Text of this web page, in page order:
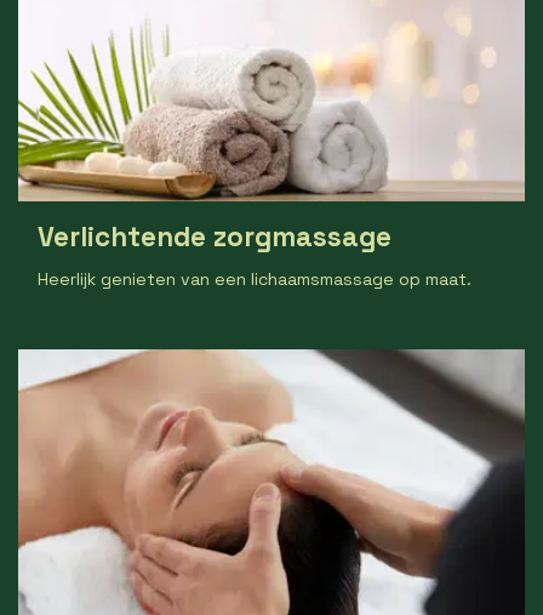
Verlichtende zorgmassage
Heerlijk genieten van een lichaamsmassage op maat.